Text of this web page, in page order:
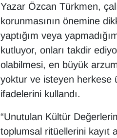
Yazar Özcan Türkmen,
korunmasının önemine
yaptığım veya
kutluyor, onları takdir
olabilmesi, en büyük
yoktur ve isteyen herkese
ifadelerini kullandı.
“Unutulan Kültür
toplumsal ritüellerini kayıt